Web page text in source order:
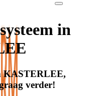
in
KASTERLEE,
verder!